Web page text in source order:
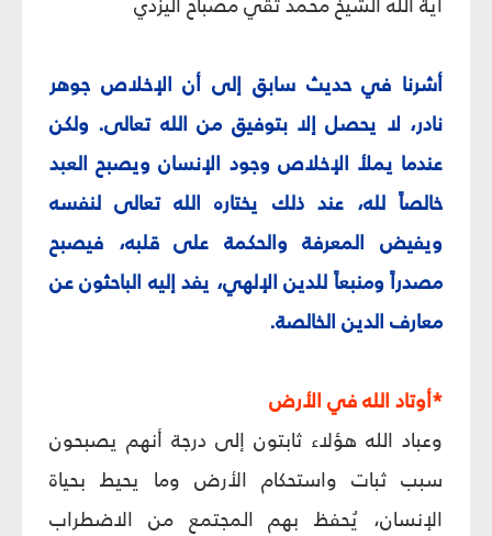
أشرنا في حديث سابق إلى أن الإخلاص جوهر
نادر، لا يحصل إلا بتوفيق من الله تعالى. ولكن
عندما يملأ الإخلاص وجود الإنسان ويصبح العبد
خالصاً لله، عند ذلك يختاره الله تعالى لنفسه
ويفيض المعرفة والحكمة على قلبه، فيصبح
مصدراً ومنبعاً للدين الإلهي، يفد إليه الباحثون عن
معارف الدين الخالصة.
*أوتاد الله في الأرض
وعباد الله هؤلاء ثابتون إلى درجة أنهم يصبحون
سبب ثبات واستحكام الأرض وما يحيط بحياة
الإنسان، يُحفظ بهم المجتمع من الاضطراب